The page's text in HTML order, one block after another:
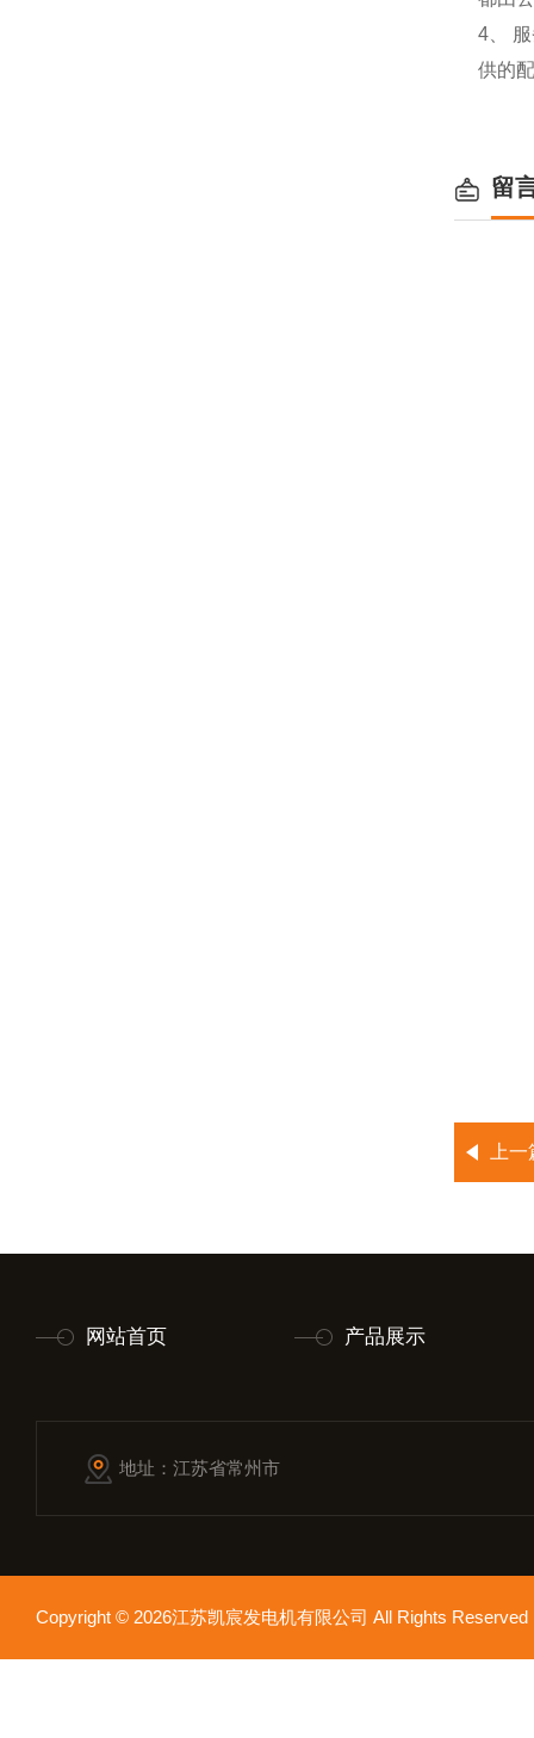
4、
供的
留
上
网站首页 产品展示
地址：江苏省常州市
Copyright © 2026江苏凯宸发电机有限公司 All Rights